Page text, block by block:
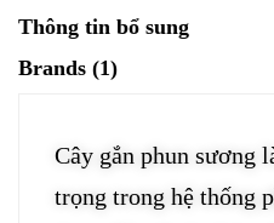
Thông tin bổ sung
Brands (1)
Cây gắn phun sương
trọng trong hệ thống